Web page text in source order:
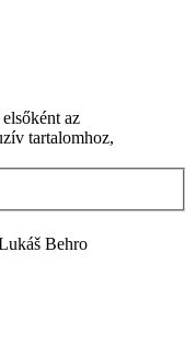
az
tartalomhoz,
Behro